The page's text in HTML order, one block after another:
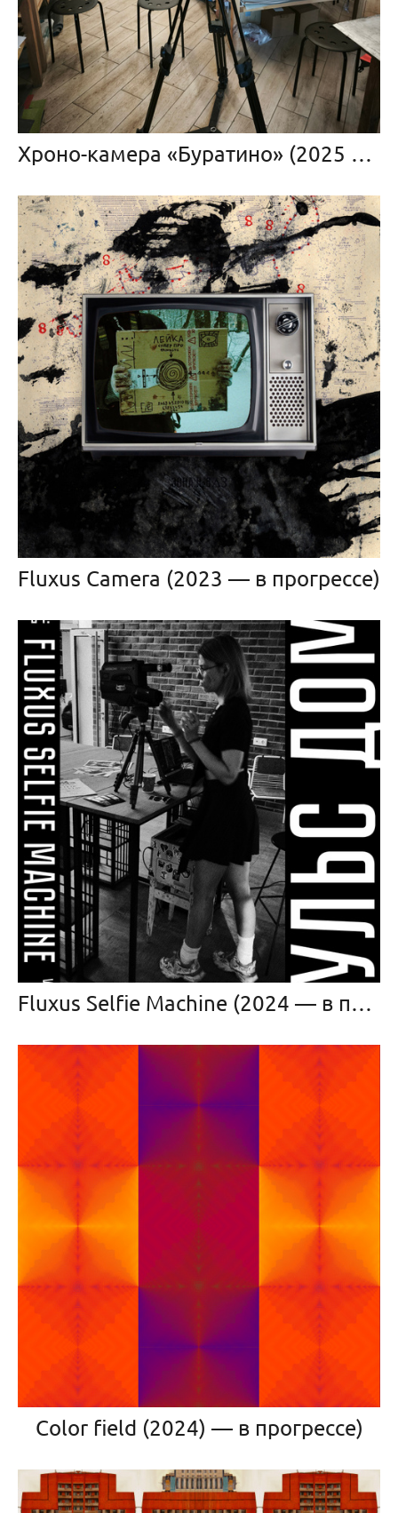
Хроно-камера «Буратино» (2025 — в прогрессе)
Fluxus Camera (2023 — в прогрессе)
Fluxus Selfie Machine (2024 — в прогрессе)
Color field (2024) — в прогрессе)